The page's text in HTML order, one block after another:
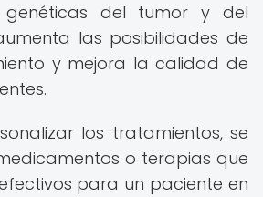
genéticas del tumor y del
las posibilidades de
y mejora la calidad de
los tratamientos, se
o terapias que
para un paciente en